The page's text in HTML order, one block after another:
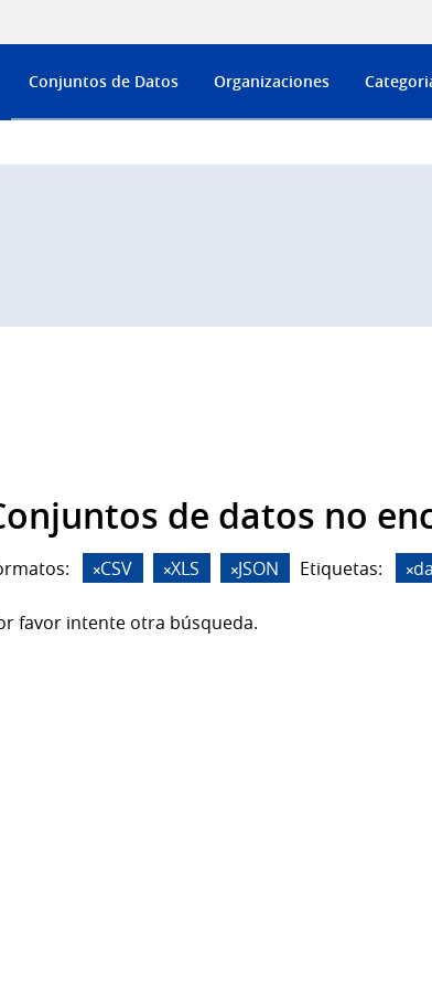
Conjuntos de Datos Organizaciones
de datos no
CSV XLS JSON Etiquetas:
favor intente otra búsqueda.